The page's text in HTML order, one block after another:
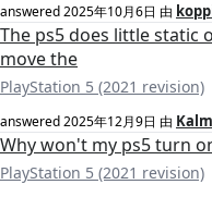
answered2025年10月6日 由
The ps5 does little static
move the
PlayStation 5 (2021 revision)
answered2025年12月9日 由
Why won't my ps5 turn
PlayStation 5 (2021 revision)